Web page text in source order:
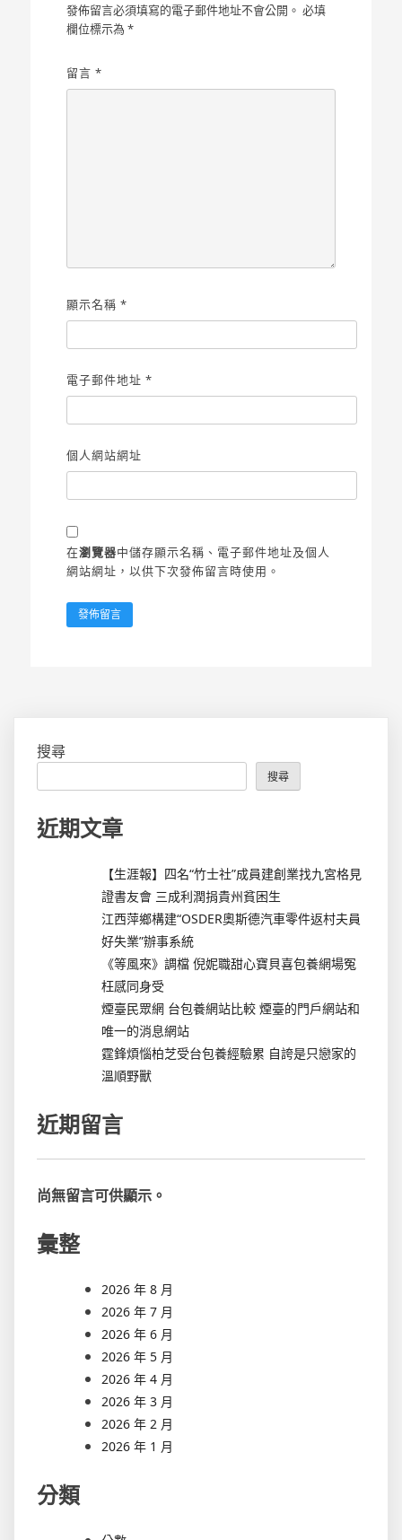
發佈留言必須填寫的電子郵件地址不會公開。 必填
欄位標示為*
留言*
顯示名稱*
電子郵件地址*
個人網站網址
在瀏覽器中儲存顯示名稱、電子郵件地址及個人
網站網址，以供下次發佈留言時使用。
搜尋
搜尋
近期文章
【生涯報】四名“竹士社”成員建創業找九宮格見
證書友會 三成利潤捐貴州貧困生
江西萍鄉構建“OSDER奧斯德汽車零件返村夫員
好失業”辦事系統
《等風來》調檔 倪妮職甜心寶貝喜包養網場冤
枉感同身受
煙臺民眾網 台包養網站比較 煙臺的門戶網站和
唯一的消息網站
霆鋒煩惱柏芝受台包養經驗累 自誇是只戀家的
溫順野獸
近期留言
尚無留言可供顯示。
彙整
2026 年 8 月
2026 年 7 月
2026 年 6 月
2026 年 5 月
2026 年 4 月
2026 年 3 月
2026 年 2 月
2026 年 1 月
分類